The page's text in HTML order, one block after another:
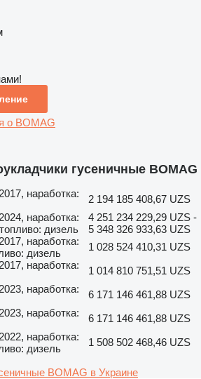
о BOMAG
гусеничные BOMAG
наработка:
2 194 185 408,67 UZS
наработка:
дизель
4 251 234 229,29 UZS -
5 348 326 933,63 UZS
наработка:
дизель
1 028 524 410,31 UZS
наработка:
1 014 810 751,51 UZS
наработка:
6 171 146 461,88 UZS
наработка:
6 171 146 461,88 UZS
наработка:
дизель
1 508 502 468,46 UZS
BOMAG в Украине